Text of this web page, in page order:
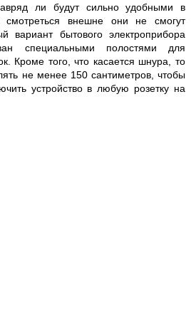
ли будут сильно удобными в
внешне они не смогут
вариант бытового электроприбора
специальными полостями для
Кроме того, что касается шнура, то
не менее 150 сантиметров, чтобы
устройство в любую розетку на